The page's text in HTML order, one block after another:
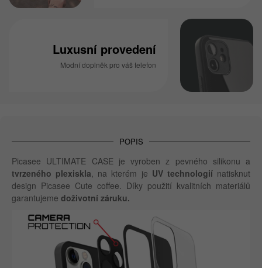
Luxusní provedení
Modní doplněk pro váš telefon
POPIS
Picasee ULTIMATE CASE je vyroben z pevného silikonu a
tvrzeného plexiskla, na kterém je UV technologiínatisknut
design Picasee Cute coffee. Díky použití kvalitních materiálů
garantujeme doživotní záruku.